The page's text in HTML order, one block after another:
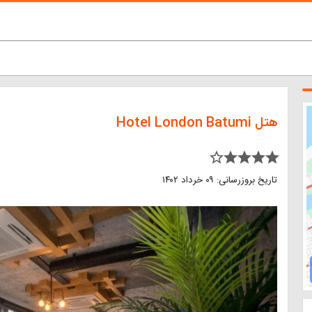
هتل Hotel London Batumi
star_border star star star star
تاریخ بروزرسانی: ۰۹ خرداد ۱۴۰۲